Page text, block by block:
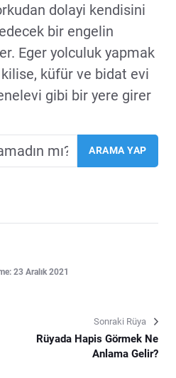
dolayi kendisini
bir engelin
Eger yolculuk yapmak
küfür ve bidat evi
gibi bir yere girer
23 Aralık 2021
Sonraki Rüya
Rüyada Hapis Görmek Ne
Anlama Gelir?